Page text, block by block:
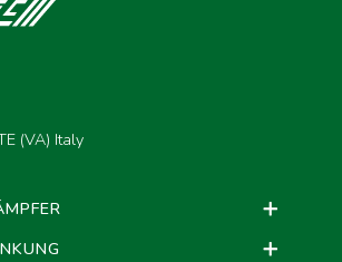
(VA) Italy